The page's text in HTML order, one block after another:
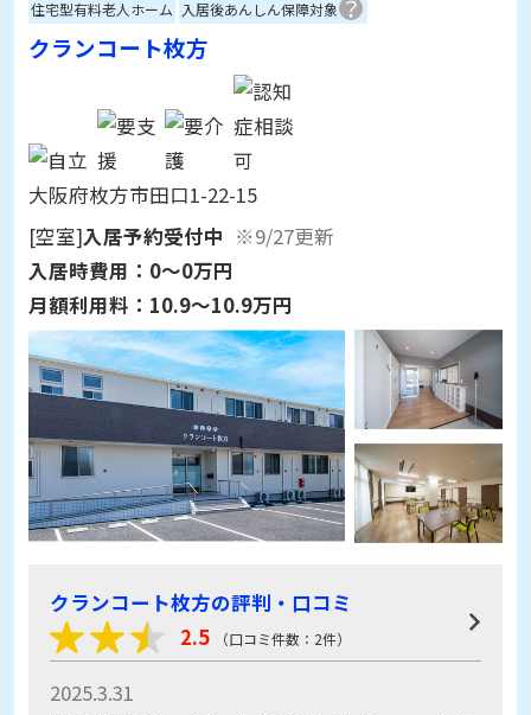
クランコート枚方
大阪府枚方市田口1-22-15
[空室]入居予約受付中 ※9/27更新
入居時費用：0～0万円
月額利用料： 10.9～10.9万円
2.5 （口コミ件数：2件）
2025.3.31
体調が悪くなったときも迅速に対応していただ